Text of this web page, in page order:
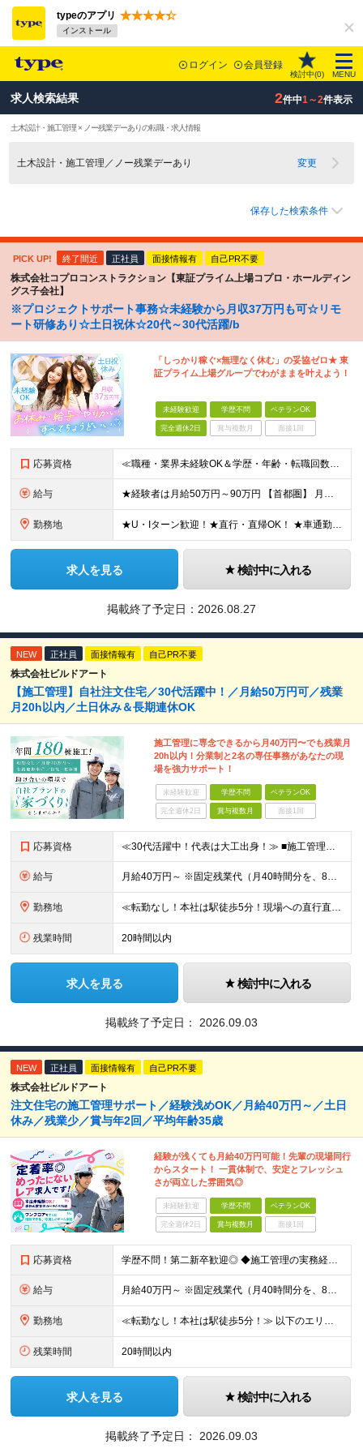
typeのアプリ
インストール
ログイン 会員登録
検討中(0) MENU
求人検索結果 2件中1～2件表示
土木設計・施工管理 × ノー残業デーありの転職・求人情報
土木設計・施工管理／ノー残業デーあり 変更
保存した検索条件
PICK UP! 終了間近 正社員 面接情報有 自己PR不要
株式会社コプロコンストラクション【東証プライム上場コプロ・ホールディン
グス子会社】
※プロジェクトサポート事務☆未経験から月収37万円も可☆リモ
ート研修あり☆土日祝休☆20代～30代活躍/b
「しっかり稼ぐ×無理なく休む」の妥協ゼロ★ 東
証プライム上場グループでわがままを叶えよう！
未経験歓迎 学歴不問 ベテランOK
完全週休2日 賞与複数月 面接1回
応募資格 ≪職種・業界未経験OK＆学歴・年齢・転職回数不問≫ ◆第二新卒歓迎 ◆社会人経験不問 ◆資格不問 ※新卒の方もご応募可能！ （待遇・募集要項等は別途ご案内いたします） ※入社時期は柔軟に対応します！半
給与 ★経験者は月給50万円～90万円 【首都圏】 月給30万1230円〜 ⇒基本22万7000円+地域6万4230円+皆勤1万円 【群馬/栃木/茨城】 月給28万1090円〜 ⇒基本23万4000円+
勤務地 ★U・Iターン歓迎！★直行・直帰OK！ ★車通勤可能のエリアもあり！★出張なしの働き方も可能 全国47都道府県の各プロジェクト（転勤なし！勤務地に対する希望も実現可能！） 「自宅から1時間以内で通え
求人を見る 検討中に入れる
掲載終了予定日： 2026.08.27
NEW 正社員 面接情報有 自己PR不要
株式会社ビルドアート
【施工管理】自社注文住宅／30代活躍中！／月給50万円可／残業
月20h以内／土日休み＆長期連休OK
施工管理に専念できるから月40万円〜でも残業月
20h以内！分業制と2名の専任事務があなたの現
場を強力サポート！
未経験歓迎 学歴不問 ベテランOK
完全週休2日 賞与複数月 面接1回
応募資格 ≪30代活躍中！代表は大工出身！≫ ■施工管理の実務経験がある方／木造施工管理経験者歓迎◎ ★S造・RC造（マンションや店舗）の経験のみでもOK！木造のノウハウは入社後にしっかり教えます！ ■学歴不問
給与 月給40万円～ ※固定残業代（月40時間分を、8万3000円～）を含む。上記を超える時間外労働分は追加で支給します ※試用期間6ヶ月（期間中の待遇・条件は変わりません） ★年間180棟の安定した
勤務地 ≪転勤なし！本社は駅徒歩5分！現場への直行直帰もあり◎≫ 以下のエリアの現場をお任せします。 ■東京都 │23区（新宿・渋谷・港・世田谷・目黒・大田・杉並・中野・練馬・品川） │多摩エリア（町田・
残業時間 20時間以内
求人を見る 検討中に入れる
掲載終了予定日： 2026.09.03
NEW 正社員 面接情報有 自己PR不要
株式会社ビルドアート
注文住宅の施工管理サポート／経験浅めOK／月給40万円～／土日
休み／残業少／賞与年2回／平均年齢35歳
経験が浅くても月給40万円可能！先輩の現場同行
からスタート！ 一貫体制で、安定とフレッシュ
さが両立した雰囲気◎
未経験歓迎 学歴不問 ベテランOK
完全週休2日 賞与複数月 面接1回
応募資格 学歴不問！第二新卒歓迎◎ ◆施工管理の実務経験がある方／木造施工管理経験者歓迎◎ ★無資格OK・資格取得支援あり ◆普通自動車運転免許（AT限定可） ～このような方がご活躍いただけます～ ◇上流
給与 月給40万円～ ※固定残業代（月40時間分を、8万3000円～）を含む。 上記を超える時間外労働分は追加で支給します ※試用期間6ヶ月（期間中の待遇・条件は変わりません） ★年間180棟の安定し
勤務地 ≪転勤なし！本社は駅徒歩5分！≫ 以下のエリアの現場をお任せします。 ■東京都 │23区（新宿・渋谷・港・世田谷・目黒・大田・杉並・中野・練馬・品川） │多摩エリア（町田・八王子・吉祥寺・立川・調
残業時間 20時間以内
求人を見る 検討中に入れる
掲載終了予定日： 2026.09.03